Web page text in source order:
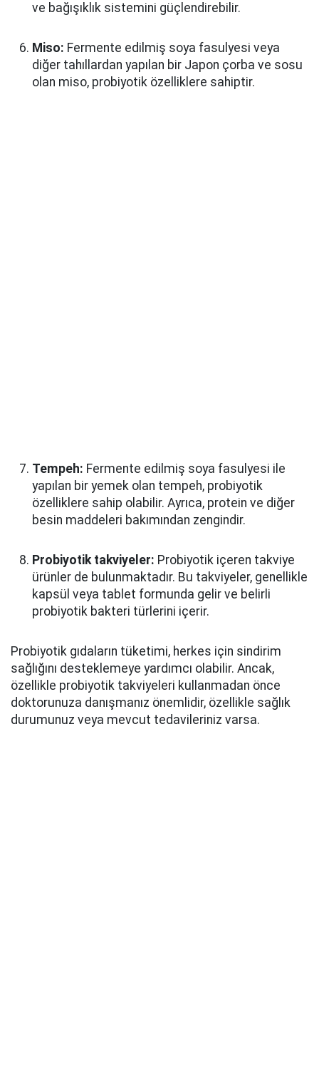
ve bağışıklık sistemini güçlendirebilir.
Miso: Fermente edilmiş soya fasulyesi veya
diğer tahıllardan yapılan bir Japon çorba ve sosu
olan miso, probiyotik özelliklere sahiptir.
Tempeh: Fermente edilmiş soya fasulyesi ile
yapılan bir yemek olan tempeh, probiyotik
özelliklere sahip olabilir. Ayrıca, protein ve diğer
besin maddeleri bakımından zengindir.
Probiyotik takviyeler: Probiyotik içeren takviye
ürünler de bulunmaktadır. Bu takviyeler, genellikle
kapsül veya tablet formunda gelir ve belirli
probiyotik bakteri türlerini içerir.
Probiyotik gıdaların tüketimi, herkes için sindirim
sağlığını desteklemeye yardımcı olabilir. Ancak,
özellikle probiyotik takviyeleri kullanmadan önce
doktorunuza danışmanız önemlidir, özellikle sağlık
durumunuz veya mevcut tedavileriniz varsa.